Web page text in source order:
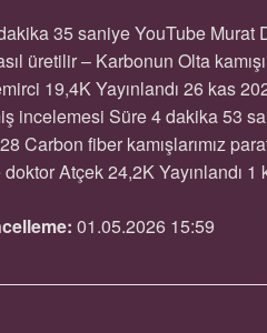
35 saniye YouTube Murat
üretilir – Karbonun Olta
19,4K Yayınlandı 26 kas
incelemesi Süre 4 dakika 53
Carbon fiber kamışlarımız
Atçek 24,2K Yayınlandı
01.05.2026 15:59